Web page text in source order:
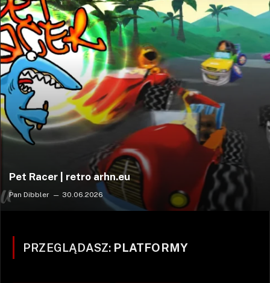
Pet Racer | retro arhn.eu
Pan Dibbler 30.06.2026
PRZEGLĄDASZ: PLATFORMY